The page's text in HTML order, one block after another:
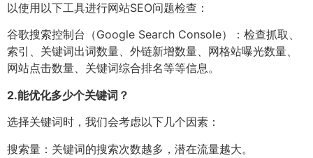
以使用以下工具进行网站SEO问题检查：
谷歌搜索控制台（Google Search Console）：检查抓取、
索引、关键词出词数量、外链新增数量、网格站曝光数量、
网站点击数量、关键词综合排名等等信息。
2.能优化多少个关键词？
选择关键词时，我们会考虑以下几个因素：
搜索量：关键词的搜索次数越多，潜在流量越大。